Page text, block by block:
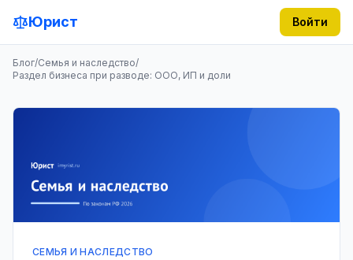
Юрист Войти
Блог/Семья и наследство/
Раздел бизнеса при разводе: ООО, ИП и доли
СЕМЬЯ И НАСЛЕДСТВО